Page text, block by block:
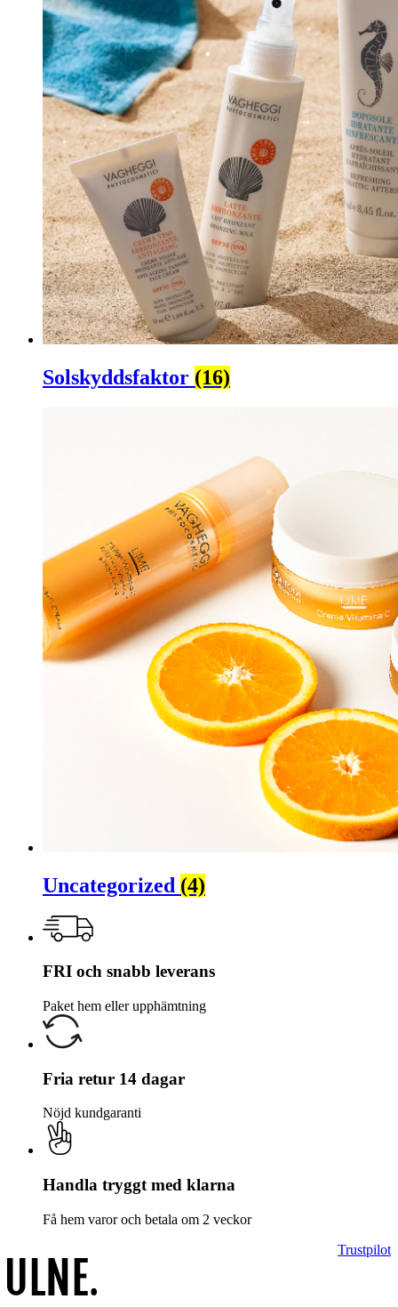
Solskyddsfaktor (16)
Uncategorized (4)
FRI och snabb leverans
Paket hem eller upphämtning
Fria retur 14 dagar
Nöjd kundgaranti
Handla tryggt med klarna
Få hem varor och betala om 2 veckor
Trustpilot